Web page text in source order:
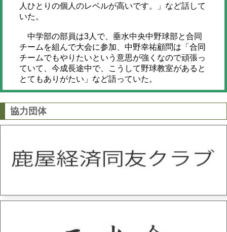
人ひとりの個人のレベルが高いです。」など話して
いた。
中学部の部員は3人で、垂水中央中野球部と合同
チームを組んで大会に参加、中野幸祐顧問は「合同
チームでもやりたいという意思が強くなので頑張っ
ていて、今成長途中で、こうして野球教室があると
とてもありがたい」など語っていた。
協力団体